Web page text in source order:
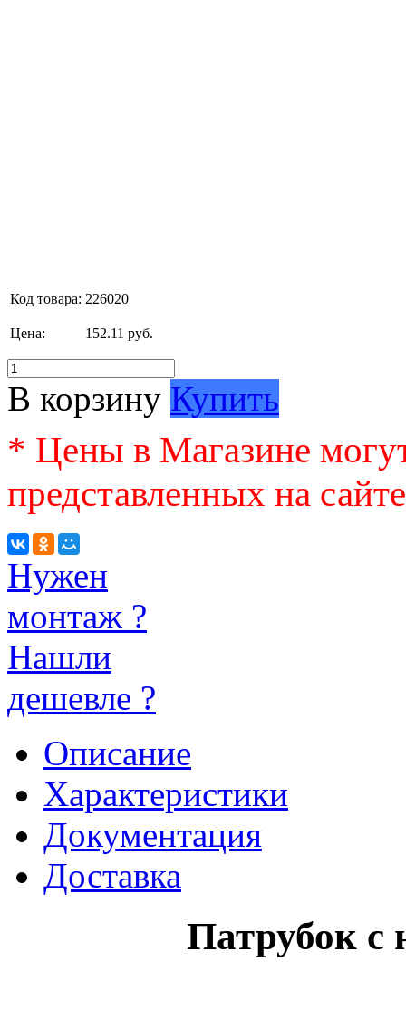
Код товара: 226020
Цена: 152.11 руб.
В корзину Купить
* Цены в Магазине
представленных на сайте
Нужен
монтаж ?
Нашли
дешевле ?
Описание
Характеристики
Документация
Доставка
Патрубок с